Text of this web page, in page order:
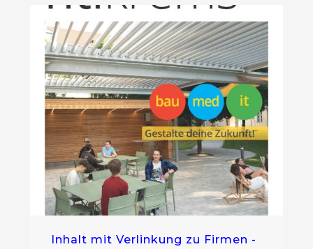
Inhalt mit Verlinkung zu Firmen -